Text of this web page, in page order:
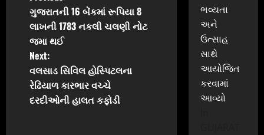
o
s
t
n
ગુજરાતની 16 બેંકમાં રૂપિયા 8
લાખની 1783 નકલી ચલણી નોટ
જમા થઈ
Next:
વલસાડ સિવિલ હોસ્પિટલના
રેઢિયાળ કારભાર વચ્ચે
દરદીઓની હાલત કફોડી
ભવ્યતા
અને
ઉત્સાહ
સાથે
આયોજિત
કરવામાં
આવ્યો